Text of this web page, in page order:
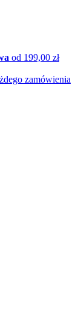
od 199,00 zł
zamówienia